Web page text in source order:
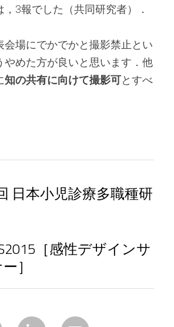
3報でした（共同研究者）．
場にでかでかと撮影禁止とい
やめた方が良いと思います．他
知の共有に向けて撮影可とすべ
日本小児診療多職種研
［感性デザインサ
］